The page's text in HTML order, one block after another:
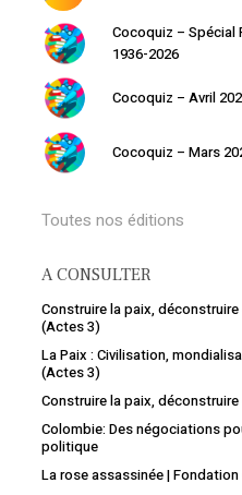
Votre panier est
Retourner à la librairie
Cocoquiz – Spécial
1936-2026
Cocoquiz – Avril
Cocoquiz – Mars
Toutes nos éditions
A CONSULTER
Construire la paix,
(Actes 3)
La Paix : Civilisation,
(Actes 3)
Construire la paix,
Colombie: Des négociations
politique
La rose assassinée | Fondation